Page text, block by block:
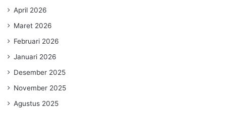
April 2026
Maret 2026
Februari 2026
Januari 2026
Desember 2025
November 2025
Agustus 2025